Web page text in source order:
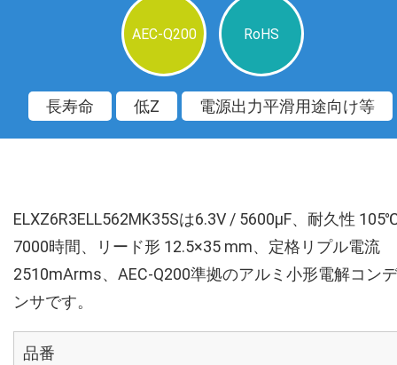
AEC-Q200 RoHS
長寿命 低Z 電源出力平滑用途向け等
ELXZ6R3ELL562MK35Sは6.3V / 5600µF、耐久性
7000時間、リード形 12.5×35 mm、定格リプル電流
2510mArms、AEC-Q200準拠のアルミ小形電解コンデ
ンサです。
品番